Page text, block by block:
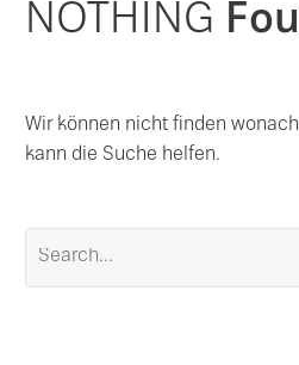
NOTHING
Wir können nicht finden
kann die Suche helfen.